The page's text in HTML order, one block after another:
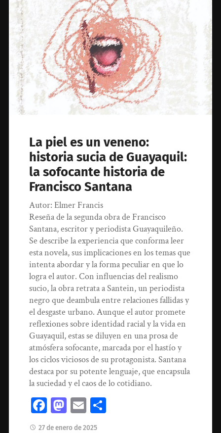
La piel es un veneno:
historia sucia de Guayaquil:
la sofocante historia de
Francisco Santana
Autor: Elmer Francis
Reseña de la segunda obra de Francisco
Santana, escritor y periodista Guayaquileño.
Se describe la experiencia que conforma leer
esta novela, sus implicaciones en los temas que
intenta abordar y la forma peculiar en que lo
logra el autor. Con influencias del realismo
sucio, la obra retrata a Santein, un periodista
negro que deambula entre relaciones fallidas y
el desgaste urbano. Aunque el autor promete
reflexiones sobre identidad racial y la vida en
Guayaquil, estas se diluyen en una prosa de
atmósfera sofocante, marcada por el hastío y
los ciclos viciosos de su protagonista. Santana
destaca por su potente lenguaje, que encapsula
la suciedad y el caos de lo cotidiano.
Facebook
Mastodon
Email
27 de enero de 2025